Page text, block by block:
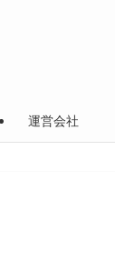
運営会社